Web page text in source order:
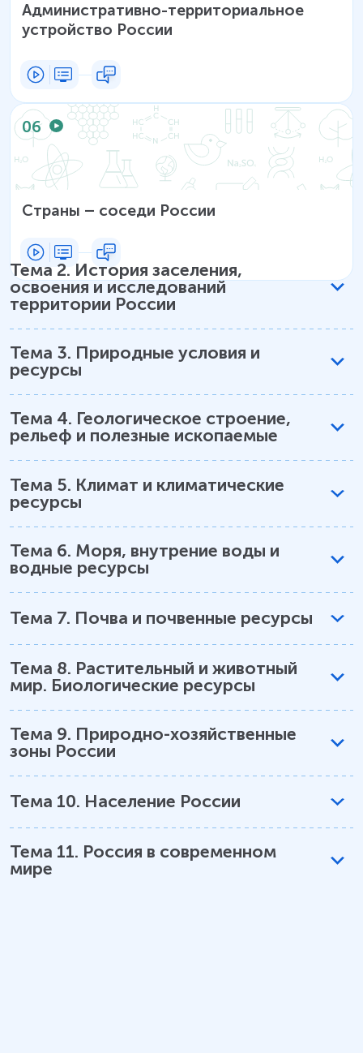
Административно-территориальное
устройство России
06
Страны – соседи России
Тема 2. История заселения,
освоения и исследований
территории России
Тема 3. Природные условия и
ресурсы
Тема 4. Геологическое строение,
рельеф и полезные ископаемые
Тема 5. Климат и климатические
ресурсы
Тема 6. Моря, внутрение воды и
водные ресурсы
Тема 7. Почва и почвенные ресурсы
Тема 8. Растительный и животный
мир. Биологические ресурсы
Тема 9. Природно-хозяйственные
зоны России
Тема 10. Население России
Тема 11. Россия в современном
мире